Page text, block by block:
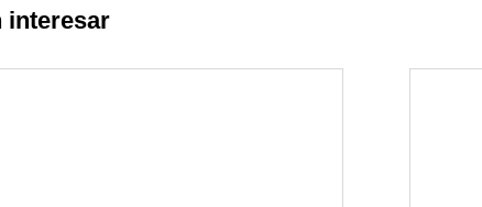
interesar